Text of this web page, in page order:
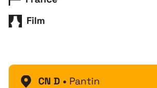
Film
CN D • Pantin